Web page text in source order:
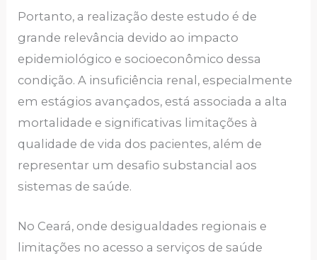
Portanto, a realização deste estudo é de
grande relevância devido ao impacto
epidemiológico e socioeconômico dessa
condição. A insuficiência renal, especialmente
em estágios avançados, está associada a alta
mortalidade e significativas limitações à
qualidade de vida dos pacientes, além de
representar um desafio substancial aos
sistemas de saúde.
No Ceará, onde desigualdades regionais e
limitações no acesso a serviços de saúde